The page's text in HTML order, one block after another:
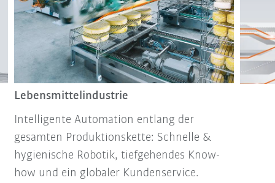
Lebensmittelindustrie
Intelligente Automation entlang der
gesamten Produktionskette: Schnelle &
hygienische Robotik, tiefgehendes Know-
how und ein globaler Kundenservice.